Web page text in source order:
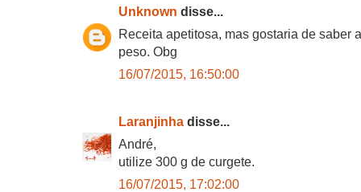
Unknown disse...
Receita apetitosa, mas gostaria de saber
peso. Obg
16/07/2015, 16:50:00
Laranjinha disse...
André,
utilize 300 g de curgete.
16/07/2015, 17:02:00